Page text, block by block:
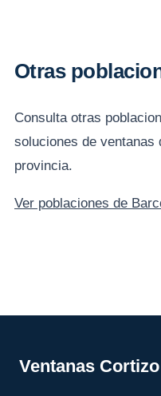
Otras
Consulta otras
soluciones de ventanas
provincia.
Ver poblaciones de
Ventanas Cortizo